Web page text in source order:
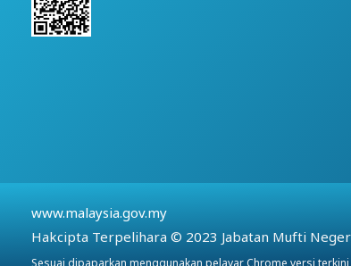
www.malaysia.gov.my
Hakcipta Terpelihara © 2023 Jabatan Mufti
Sesuai dipaparkan menggunakan pelayar Chrome versi